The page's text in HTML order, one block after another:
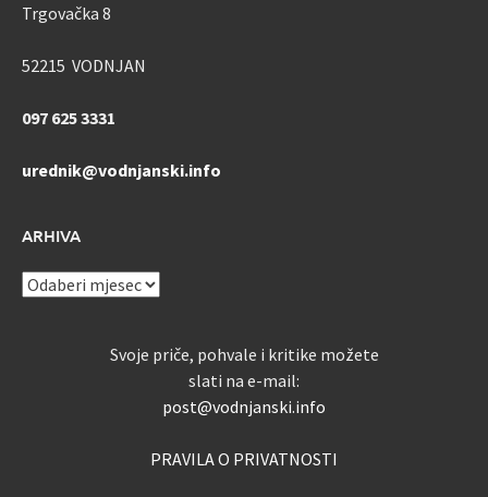
Trgovačka 8
52215 VODNJAN
097 625 3331
urednik@vodnjanski.info
ARHIVA
ARHIVA
Svoje priče, pohvale i kritike možete
slati na e-mail:
post@vodnjanski.info
PRAVILA O PRIVATNOSTI